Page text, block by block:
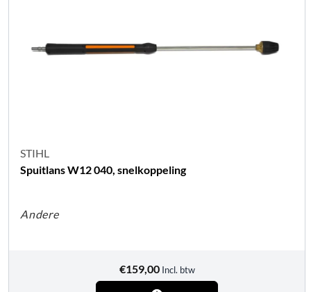
STIHL
Spuitlans W12 040, snelkoppeling
Andere
€159,00 Incl. btw